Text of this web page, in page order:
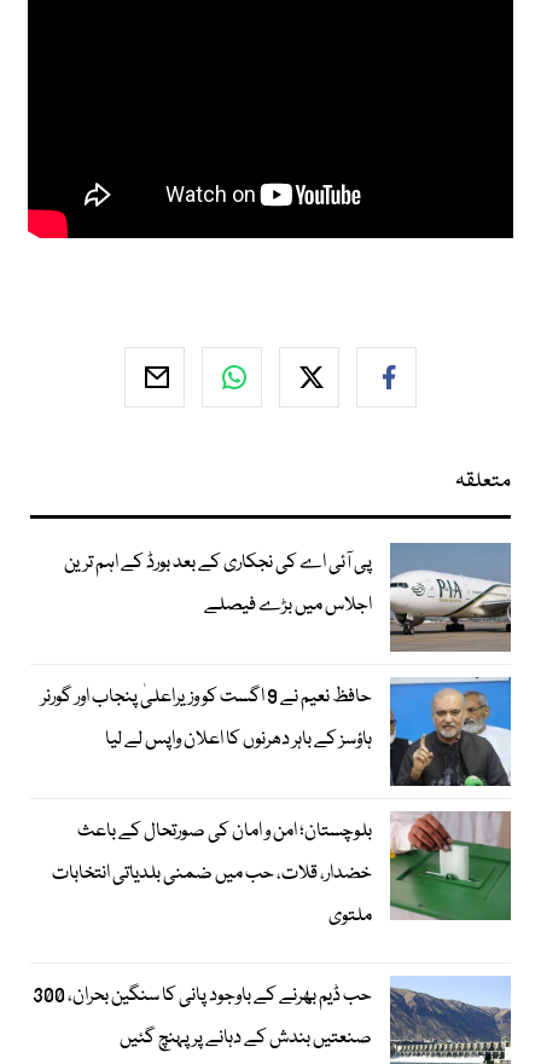
متعلقہ
پی آئی اے کی نجکاری کے بعد بورڈ کے اہم ترین
اجلاس میں بڑے فیصلے
حافظ نعیم نے 9 اگست کو وزیراعلیٰ پنجاب اور گورنر
ہاؤسز کے باہر دھرنوں کا اعلان واپس لے لیا
بلوچستان؛ امن و امان کی صورتحال کے باعث
خضدار، قلات، حب میں ضمنی بلدیاتی انتخابات
ملتوی
حب ڈیم بھرنے کے باوجود پانی کا سنگین بحران، 300
صنعتیں بندش کے دہانے پر پہنچ گئیں